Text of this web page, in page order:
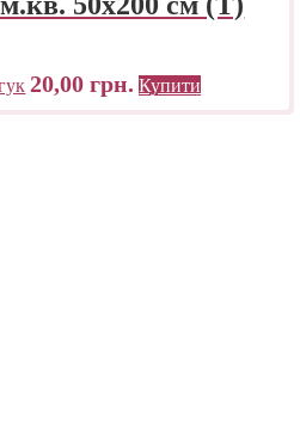
20,00грн. Купити